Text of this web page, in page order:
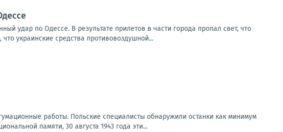
удар по Одессе. В результате прилетов в части города пропал свет, что
украинские средства противовоздушной...
работы. Польские специалисты обнаружили останки как минимум
памяти, 30 августа 1943 года эти...